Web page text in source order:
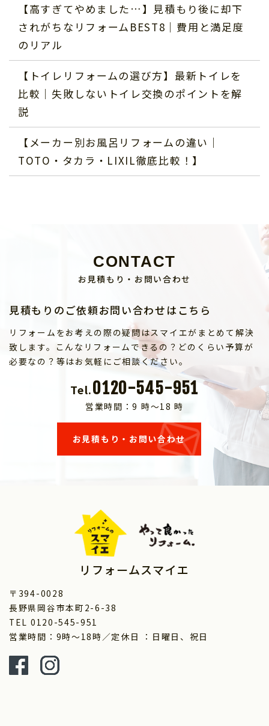
【高すぎてやめました…】見積もり後に却下
されがちなリフォームBEST8｜費用と満足度
のリアル
【トイレリフォームの選び方】最新トイレを
比較｜失敗しないトイレ交換のポイントを解
説
【メーカー別お風呂リフォームの違い｜
TOTO・タカラ・LIXIL徹底比較！】
CONTACT
お見積もり・お問い合わせ
見積もりのご依頼お問い合わせはこちら
リフォームをお考えの際の疑問はスマイエがまとめて解決
致します。こんなリフォームできるの？どのくらい予算が
必要なの？等はお気軽にご相談ください。
Tel.0120-545-951
営業時間：9 時～18 時
お見積もり・お問い合わせ
リフォームスマイエ
〒394-0028
長野県岡谷市本町2-6-38
TEL 0120-545-951
営業時間：9時～18時／定休日 ：日曜日、祝日